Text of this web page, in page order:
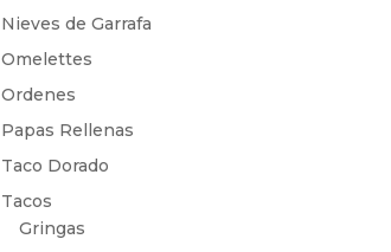
Nieves de Garrafa
Omelettes
Ordenes
Papas Rellenas
Taco Dorado
Tacos
Gringas